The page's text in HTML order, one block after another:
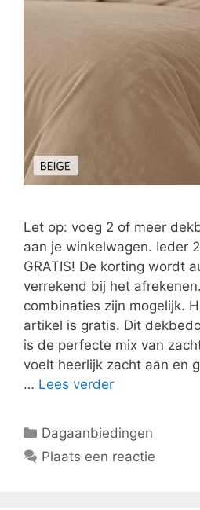
Let op: voeg 2 of meer
aan je winkelwagen. Ieder
GRATIS! De korting wordt
verrekend bij het
combinaties zijn mogelijk.
artikel is gratis. Dit
is de perfecte mix van
voelt heerlijk zacht aan en
… Lees verder
Categorieën
Dagaanbiedingen
Plaats een reactie